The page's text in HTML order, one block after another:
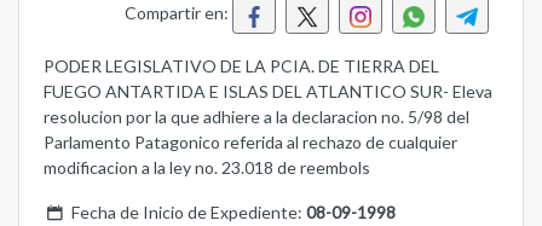
Compartir en:
PODER LEGISLATIVO DE LA PCIA. DE TIERRA DEL
FUEGO ANTARTIDA E ISLAS DEL ATLANTICO SUR- Eleva
resolucion por la que adhiere a la declaracion no. 5/98 del
Parlamento Patagonico referida al rechazo de cualquier
modificacion a la ley no. 23.018 de reembols
Fecha de Inicio de Expediente: 08-09-1998